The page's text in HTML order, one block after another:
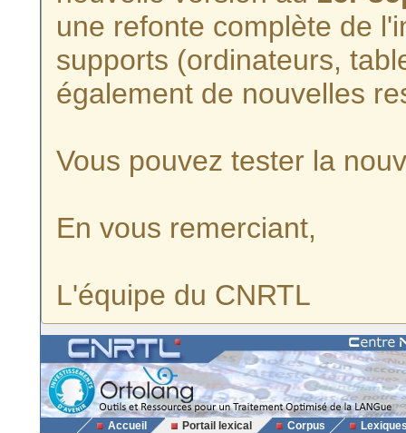
une refonte complète de
supports (ordinateurs,
également de nouvelles
Vous pouvez tester la
En vous remerciant,
L'équipe du CNRTL
Accueil Portail lexical Corpus